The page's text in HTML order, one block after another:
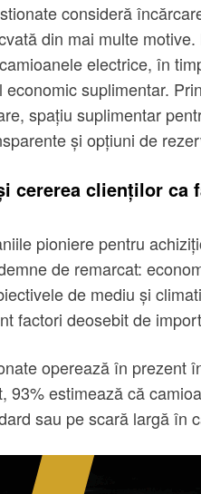
consideră
din mai multe
electrice, în
suplimentar.
spațiu suplimentar
și opțiuni de
cererea clienților ca
pioniere pentru
de remarcat:
de mediu și
factori deosebit de
operează în prezent
93% estimează că
sau pe scară largă în